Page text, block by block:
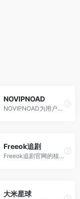
NOVIPNOAD
NOVIPNOAD为用户提供及时的海外热门剧集在线观看，友好无广告，致力于最轻松的追剧体验。
Freeok追剧
Freeok追剧官网的核心理念是“...
大米星球